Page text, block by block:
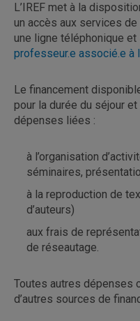
L’IREF met à la
un accès aux services de
une ligne téléphonique et
professeur.e associé.e à
Le financement
pour la durée du séjour
dépenses liées :
à l’organisation
séminaires,
à la reproduction de
d’auteurs)
aux frais de
de réseautage.
Toutes autres dépenses
d’autres sources de